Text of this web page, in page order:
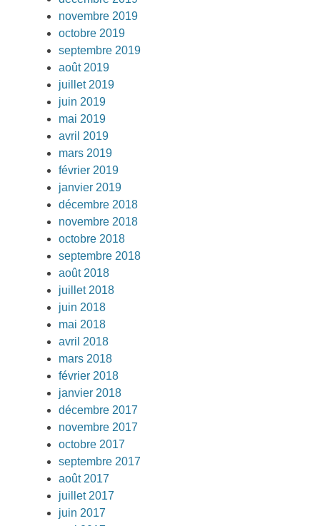
novembre 2019
octobre 2019
septembre 2019
août 2019
juillet 2019
juin 2019
mai 2019
avril 2019
mars 2019
février 2019
janvier 2019
décembre 2018
novembre 2018
octobre 2018
septembre 2018
août 2018
juillet 2018
juin 2018
mai 2018
avril 2018
mars 2018
février 2018
janvier 2018
décembre 2017
novembre 2017
octobre 2017
septembre 2017
août 2017
juillet 2017
juin 2017